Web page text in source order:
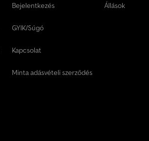
Bejelentkezés
GYIK/Súgó
Kapcsolat
Minta adásvételi szerződés
Állások